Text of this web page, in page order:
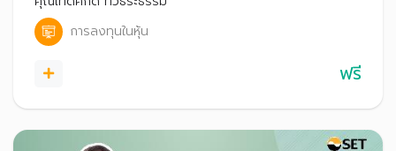
การลงทุนในหุ้น
ฟรี